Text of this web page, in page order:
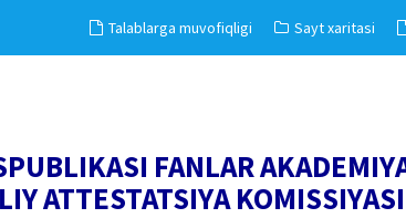
Talablarga muvofiqligi Sayt xaritasi
FANLAR
ATTESTATSIYA KOMISSIYASI